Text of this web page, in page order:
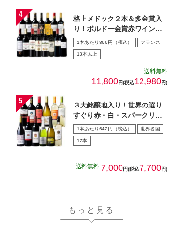
格上メドック２本＆多金賞入
り！ボルドー金賞赤ワイン１
５本セット 第28弾
1本あたり866円（税込） フランス
13本以上
送料無料
11,800円(税込12,980円)
３大銘醸地入り！世界の選り
すぐり赤・白・スパークリン
グワイン飲み比べ１2本セッ
ト…
1本あたり642円（税込） 世界各国
12本
送料無料 7,000円(税込7,700円)
もっと見る